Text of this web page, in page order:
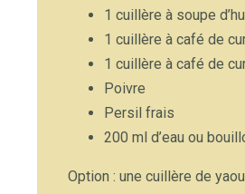
1 cuillère à soupe
1 cuillère à café de
1 cuillère à café de
Poivre
Persil frais
200 ml d’eau ou
Option : une cuillère de